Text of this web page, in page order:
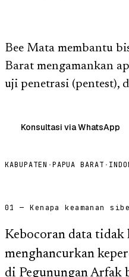
Bee Mata membantu
Barat mengamankan
uji penetrasi (pentest),
Konsultasi via WhatsApp
KABUPATEN ·PAPUA BARAT ·
01 — Kenapa keamanan
Kebocoran data tidak
menghancurkan
di Pegunungan Arfak